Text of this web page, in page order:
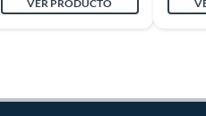
VER PRODUCTO